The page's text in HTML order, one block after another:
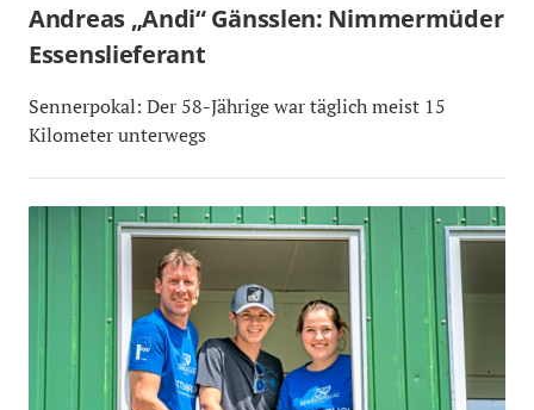
Andreas „Andi“ Gänsslen: Nimmermüder
Essenslieferant
Sennerpokal: Der 58-Jährige war täglich meist 15
Kilometer unterwegs